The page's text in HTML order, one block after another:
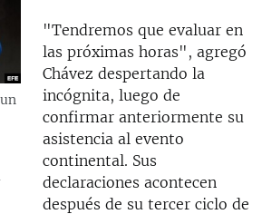
"Tendremos que evaluar en
las próximas horas", agregó
Chávez despertando la
incógnita, luego de
confirmar anteriormente su
asistencia al evento
continental. Sus
declaraciones acontecen
después de su tercer ciclo de